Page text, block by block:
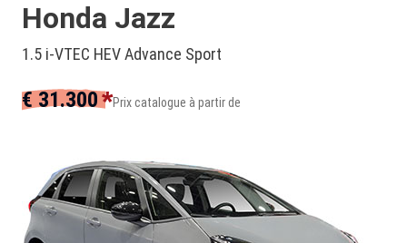
Honda Jazz
1.5 i-VTEC HEV Advance Sport
€ 31.300*Prix catalogue à partir de